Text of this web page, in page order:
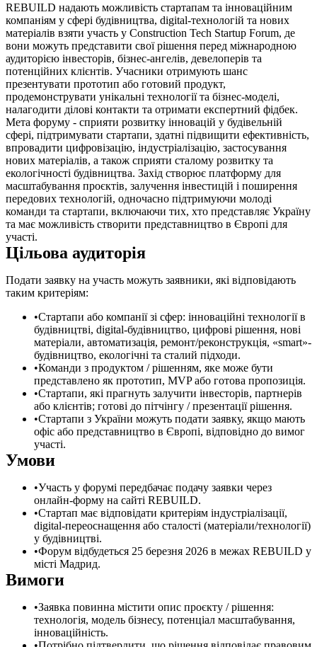
REBUILD надають можливість стартапам та інноваційним
компаніям у сфері будівництва, digital-технологій та нових
матеріалів взяти участь у Construction Tech Startup Forum, де
вони можуть представити свої рішення перед міжнародною
аудиторією інвесторів, бізнес-ангелів, девелоперів та
потенційних клієнтів. Учасники отримують шанс
презентувати прототип або готовий продукт,
продемонструвати унікальні технології та бізнес-моделі,
налагодити ділові контакти та отримати експертний фідбек.
Мета форуму - сприяти розвитку інновацій у будівельній
сфері, підтримувати стартапи, здатні підвищити ефективність,
впровадити цифровізацію, індустріалізацію, застосування
нових матеріалів, а також сприяти сталому розвитку та
екологічності будівництва. Захід створює платформу для
масштабування проєктів, залучення інвестицій і поширення
передових технологій, одночасно підтримуючи молоді
команди та стартапи, включаючи тих, хто представляє Україну
та має можливість створити представництво в Європі для
участі.
Цільова аудиторія
Подати заявку на участь можуть заявники, які відповідають
таким критеріям:
Стартапи або компанії зі сфер: інноваційні технології в
будівництві, digital-будівництво, цифрові рішення, нові
матеріали, автоматизація, ремонт/реконструкція, «smart»-
будівництво, екологічні та сталий підходи.
Команди з продуктом / рішенням, яке може бути
представлено як прототип, MVP або готова пропозиція.
Стартапи, які прагнуть залучити інвесторів, партнерів
або клієнтів; готові до пітчінгу / презентації рішення.
Стартапи з України можуть подати заявку, якщо мають
офіс або представництво в Європі, відповідно до вимог
участі.
Умови
Участь у форумі передбачає подачу заявки через
онлайн-форму на сайті REBUILD.
Стартап має відповідати критеріям індустріалізації,
digital-переоснащення або сталості (матеріали/технології)
у будівництві.
Форум відбудеться 25 березня 2026 в межах REBUILD у
місті Мадрид.
Вимоги
Заявка повинна містити опис проєкту / рішення:
технологія, модель бізнесу, потенціал масштабування,
інноваційність.